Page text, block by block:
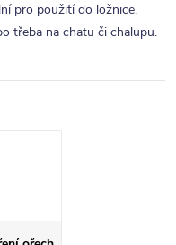
pro použití do ložnice,
třeba na chatu či chalupu.